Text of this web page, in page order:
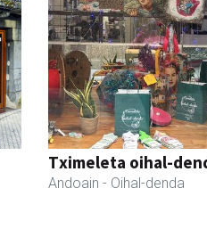
Tximeleta oihal-
Andoain - Oihal-denda